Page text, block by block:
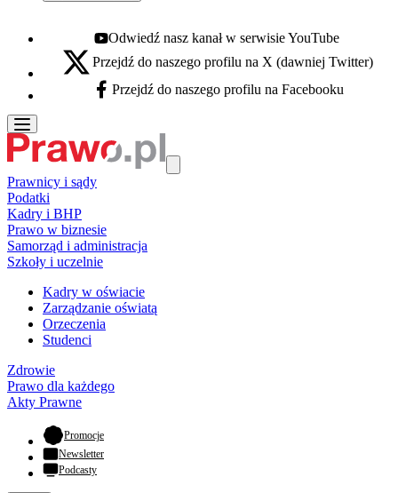
Youtube - otwiera się w nowej karcie
Odwiedź nasz kanał w serwisie YouTube
X - otwiera się w nowej karcie
Przejdź do naszego profilu na X (dawniej Twitter)
Facebook - otwiera się w nowej karcie
Przejdź do naszego profilu na Facebooku
Prawnicy i sądy
Podatki
Kadry i BHP
Prawo w biznesie
Samorząd i administracja
Szkoły i uczelnie
Kadry w oświacie
Zarządzanie oświatą
Orzeczenia
Studenci
Zdrowie
Prawo dla każdego
Akty Prawne
Promocje- otwiera się w nowej karcie
Newsletter
Podcasty